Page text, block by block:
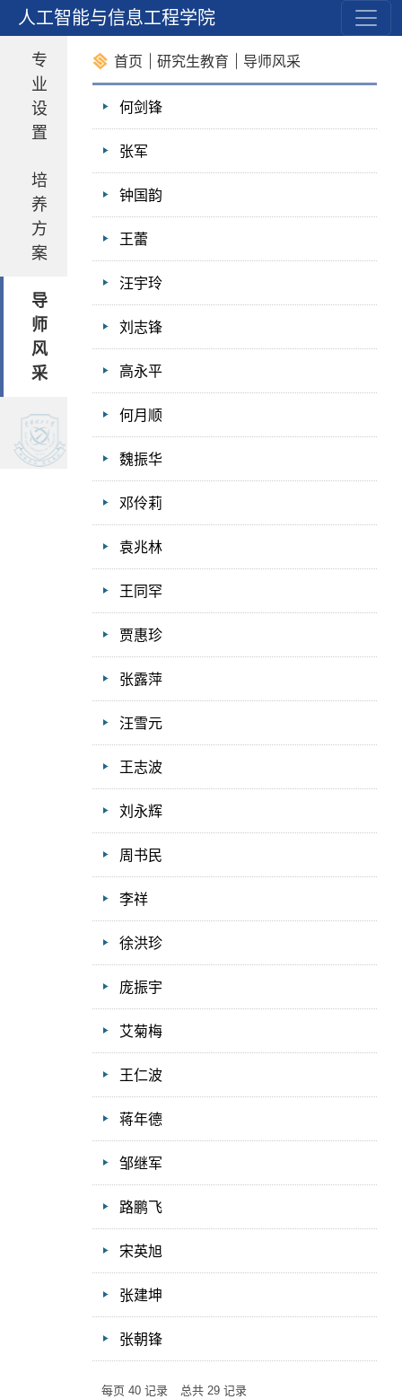
人工智能与信息工程学院
育
专
业
设
置
培
养
方
案
导
师
风
采
首页 研究生教育 导师风采
何剑锋
张军
钟国韵
王蕾
汪宇玲
刘志锋
高永平
何月顺
魏振华
邓伶莉
袁兆林
王同罕
贾惠珍
张露萍
汪雪元
王志波
刘永辉
周书民
李祥
徐洪珍
庞振宇
艾菊梅
王仁波
蒋年德
邹继军
路鹏飞
宋英旭
张建坤
张朝锋
每页 40记录 总共 29记录